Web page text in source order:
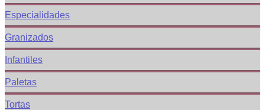
Especialidades
Granizados
Infantiles
Paletas
Tortas